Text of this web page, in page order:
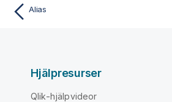
Alias
Hjälpresurser
Qlik-hjälpvideor